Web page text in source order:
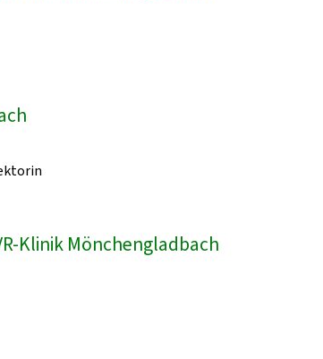
Klinik Mönchengladbach